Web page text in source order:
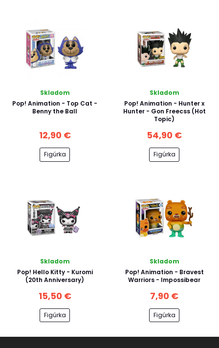
Skladom
Pop! Animation - Top Cat -
Benny the Ball
12,90 €
Figúrka
Skladom
Pop! Animation - Hunter x
Hunter - Gon Freecss (Hot
Topic)
54,90 €
Figúrka
Skladom
Pop! Hello Kitty - Kuromi
(20th Anniversary)
15,50 €
Figúrka
Skladom
Pop! Animation - Bravest
Warriors - Impossibear
7,90 €
Figúrka